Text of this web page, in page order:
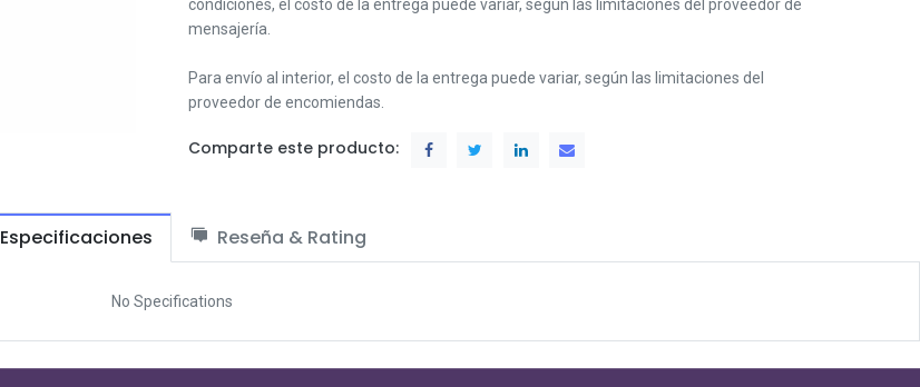
condiciones, el costo de la entrega puede variar, según las limitaciones del proveedor de
mensajería.
Para envío al interior, el costo de la entrega puede variar, según las limitaciones del
proveedor de encomiendas.
Comparte este producto:
Especificaciones Reseña & Rating
No Specifications